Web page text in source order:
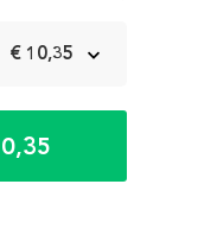
€ 10,35